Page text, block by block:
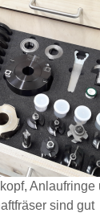
Anlaufringe
sind gut